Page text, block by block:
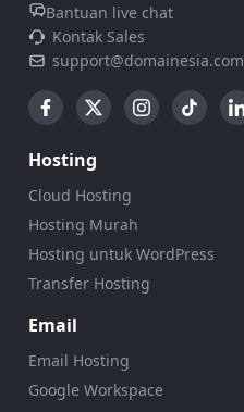
Bantuan live chat
Kontak Sales
support@domainesia.com
Hosting
Cloud Hosting
Hosting Murah
Hosting untuk WordPress
Transfer Hosting
Email
Email Hosting
Google Workspace